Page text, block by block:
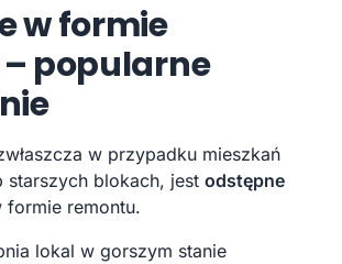
w formie
popularne
w przypadku mieszkań
starszych blokach, jest odstępne
formie remontu.
lokal w gorszym stanie